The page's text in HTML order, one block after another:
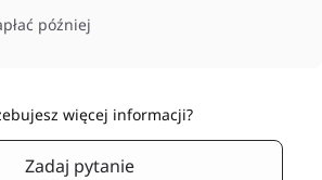
później
więcej informacji?
Zadaj pytanie